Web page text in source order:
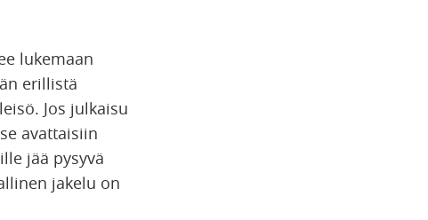
lukemaan
erillistä
Jos julkaisu
avattaisiin
jää pysyvä
jakelu on